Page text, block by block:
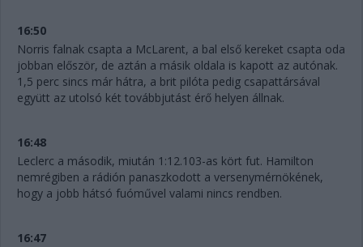
16:50
Norris falnak csapta a McLarent, a bal első kereket csapta oda
jobban először, de aztán a másik oldala is kapott az autónak.
1,5 perc sincs már hátra, a brit pilóta pedig csapattársával
együtt az utolsó két továbbjutást érő helyen állnak.
16:48
Leclerc a második, miután 1:12.103-as kört fut. Hamilton
nemrégiben a rádión panaszkodott a versenymérnökének,
hogy a jobb hátsó fuóművel valami nincs rendben.
16:47